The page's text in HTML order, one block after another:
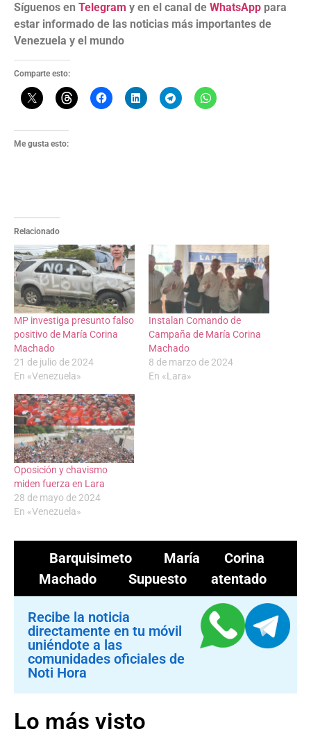
Síguenos en Telegram y en el canal de WhatsApp para
estar informado de las noticias más importantes de
Venezuela y el mundo
Comparte esto:
Me gusta esto:
Relacionado
MP investiga presunto falso
positivo de María Corina
Machado
21 de julio de 2024
En «Venezuela»
Instalan Comando de
Campaña de María Corina
Machado
8 de marzo de 2024
En «Lara»
Oposición y chavismo
miden fuerza en Lara
28 de mayo de 2024
En «Venezuela»
Barquisimeto
María Corina
Machado
Supuesto atentado
Recibe la noticia
directamente en tu móvil
uniéndote a las
comunidades oficiales de
Noti Hora
Lo más visto